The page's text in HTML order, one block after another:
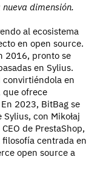
dimensión.
al ecosistema
en open source.
2016, pronto se
en Sylius.
convirtiéndola en
que ofrece
2023, BitBag se
con Mikołaj
de PrestaShop,
centrada en
open source a